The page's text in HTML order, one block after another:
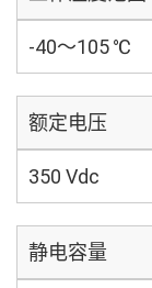
-40～105 ℃
额定电压
350 Vdc
静电容量